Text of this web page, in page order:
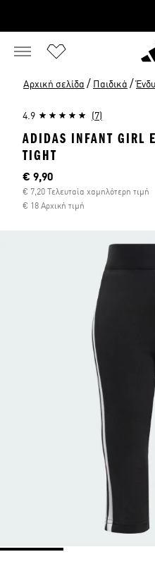
Αρχική σελίδα / Παιδικά /
4.9 (7)
ADIDAS INFANT GIRL
TIGHT
Τρέχουσα τιμή
€ 9,90
€ 7,20 Τελευταία χαμηλότερη τιμή
€ 18 Αρχική τιμή